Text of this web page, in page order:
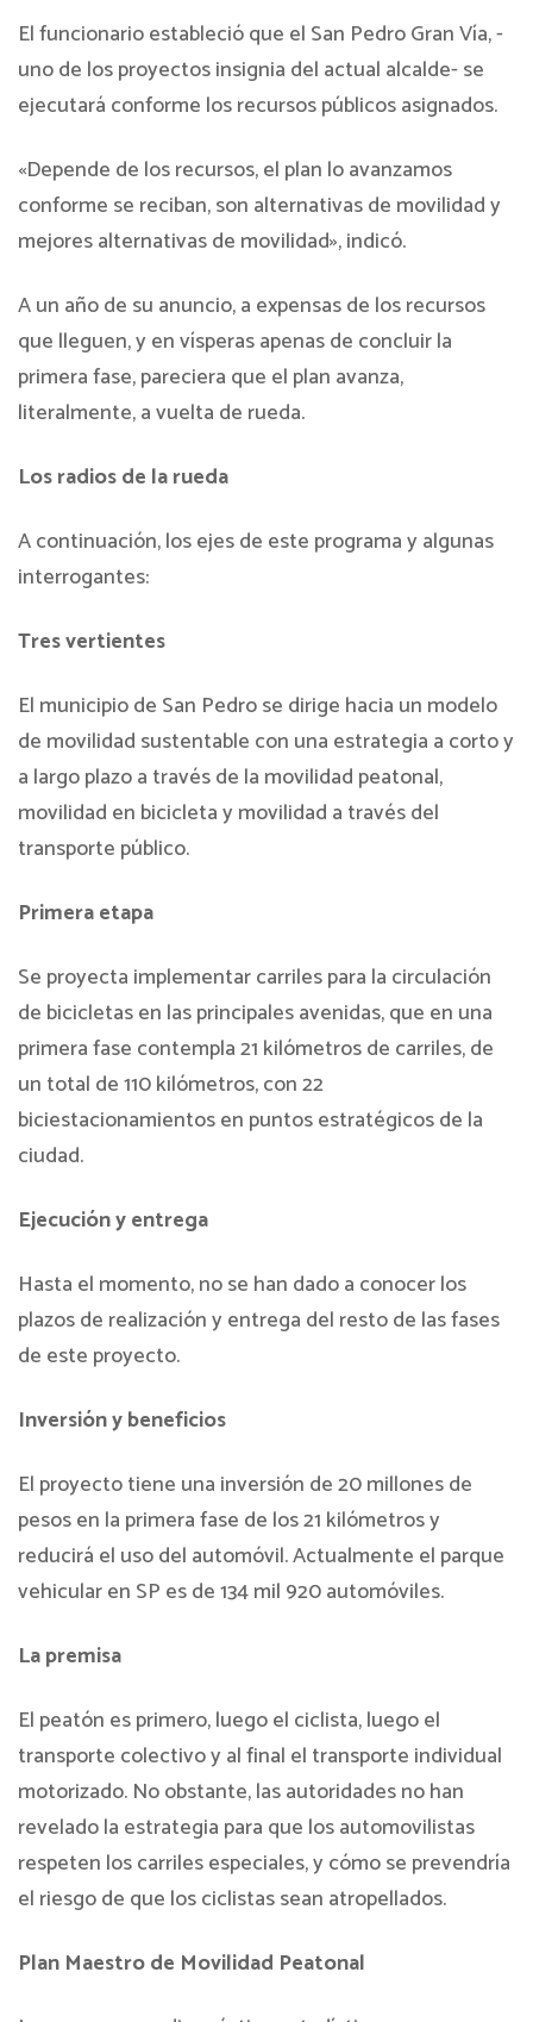
El funcionario estableció que el San Pedro Gran Vía, -
uno de los proyectos insignia del actual alcalde- se
ejecutará conforme los recursos públicos asignados.
«Depende de los recursos, el plan lo avanzamos
conforme se reciban, son alternativas de movilidad y
mejores alternativas de movilidad», indicó.
A un año de su anuncio, a expensas de los recursos
que lleguen, y en vísperas apenas de concluir la
primera fase, pareciera que el plan avanza,
literalmente, a vuelta de rueda.
Los radios de la rueda
A continuación, los ejes de este programa y algunas
interrogantes:
Tres vertientes
El municipio de San Pedro se dirige hacia un modelo
de movilidad sustentable con una estrategia a corto y
a largo plazo a través de la movilidad peatonal,
movilidad en bicicleta y movilidad a través del
transporte público.
Primera etapa
Se proyecta implementar carriles para la circulación
de bicicletas en las principales avenidas, que en una
primera fase contempla 21 kilómetros de carriles, de
un total de 110 kilómetros, con 22
biciestacionamientos en puntos estratégicos de la
ciudad.
Ejecución y entrega
Hasta el momento, no se han dado a conocer los
plazos de realización y entrega del resto de las fases
de este proyecto.
Inversión y beneficios
El proyecto tiene una inversión de 20 millones de
pesos en la primera fase de los 21 kilómetros y
reducirá el uso del automóvil. Actualmente el parque
vehicular en SP es de 134 mil 920 automóviles.
La premisa
El peatón es primero, luego el ciclista, luego el
transporte colectivo y al final el transporte individual
motorizado. No obstante, las autoridades no han
revelado la estrategia para que los automovilistas
respeten los carriles especiales, y cómo se prevendría
el riesgo de que los ciclistas sean atropellados.
Plan Maestro de Movilidad Peatonal